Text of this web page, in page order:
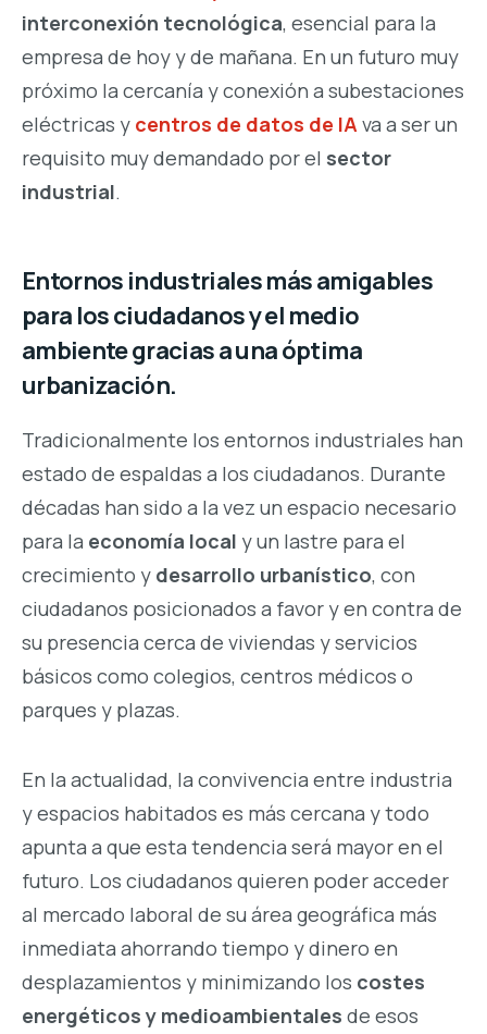
interconexión tecnológica, esencial para la
empresa de hoy y de mañana. En un futuro muy
próximo la cercanía y conexión a subestaciones
eléctricas y centros de datos de IAva a ser un
requisito muy demandado por el sector
industrial.
Entornos industriales más amigables
para los ciudadanos y el medio
ambiente gracias a una óptima
urbanización.
Tradicionalmente los entornos industriales han
estado de espaldas a los ciudadanos. Durante
décadas han sido a la vez un espacio necesario
para la economía local y un lastre para el
crecimiento y desarrollo urbanístico, con
ciudadanos posicionados a favor y en contra de
su presencia cerca de viviendas y servicios
básicos como colegios, centros médicos o
parques y plazas.
En la actualidad, la convivencia entre industria
y espacios habitados es más cercana y todo
apunta a que esta tendencia será mayor en el
futuro. Los ciudadanos quieren poder acceder
al mercado laboral de su área geográfica más
inmediata ahorrando tiempo y dinero en
desplazamientos y minimizando los costes
energéticos y medioambientales de esos